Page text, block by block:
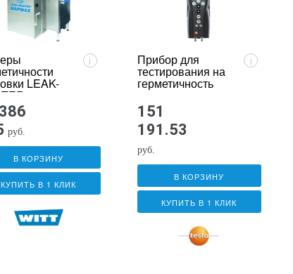
LEAK-
i
руб.
В КОРЗИНУ
КУПИТЬ В 1 КЛИК
Прибор для
тестирования на
герметичность
газовых и
гидравлических
трубопроводов
testo 324
i
151
191.53
руб.
В КОРЗИНУ
КУПИТЬ В 1 КЛИК